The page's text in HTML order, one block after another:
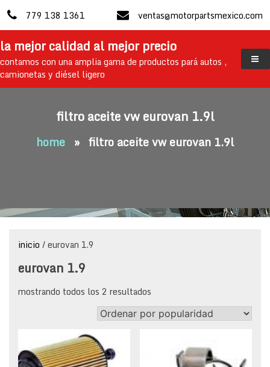
to
content
779 138 1361 ventas@motorpartsmexico.com
la mejor calidad al mejor precio
contamos con una amplia gama de productos pará autos ,
camionetas y diésel ligero
filtro aceite vw eurovan 1.9l
home » filtro aceite vw eurovan 1.9l
inicio / eurovan 1.9
eurovan 1.9
mostrando todos los 2 resultados
by
popularity